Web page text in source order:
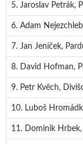
5. Jaroslav Petrák,
6. Adam
7. Jan Jeníček,
8. David Hofman,
9. Petr Kvěch,
10. Luboš
11. Dominik